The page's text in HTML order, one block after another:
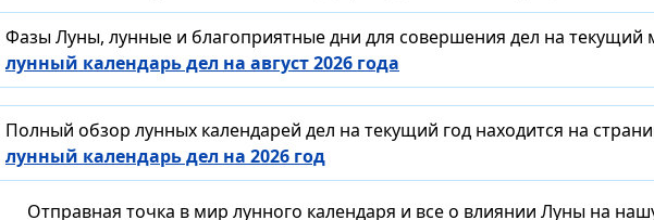
Фазы Луны, лунные и благоприятные дни для совершения дел на текущий
лунный календарь дел на август 2026 года
Полный обзор лунных календарей дел на текущий год находится на
лунный календарь дел на 2026 год
Отправная точка в мир лунного календаря и все о влиянии Луны на